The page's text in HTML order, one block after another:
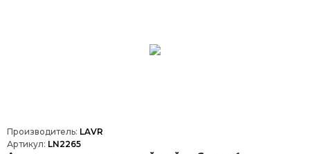
Производитель: LAVR
Артикул: LN2265